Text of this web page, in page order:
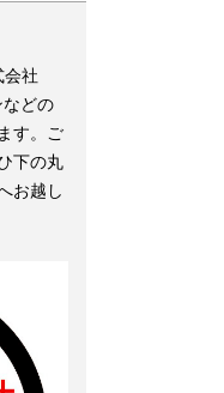
会社
どの
す。ご
下の丸
お越し